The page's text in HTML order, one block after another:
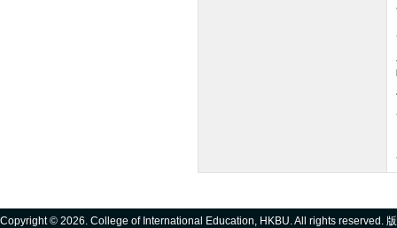
Copyright © 2026. College of International Education, HKBU. All rights reserved.